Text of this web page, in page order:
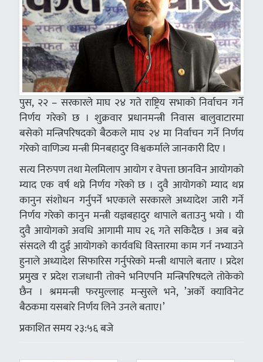
पुस, २२ – सरकारले माघ २४ गते राष्ट्रिय सभाको निर्वाचन गर्ने
निर्णय गरेको छ । शुक्रवार प्रधानमन्त्री निवास बालुवाटारमा
बसेको मन्त्रिपरिषदको बैठकले माघ २४ मा निर्वाचन गर्ने निर्णय
गरेको वाणिज्य मन्त्री मिनबहादुर विश्वकर्माले जानकारी दिए ।
सत्य निरुपण तथा मेलमिलाप आयोग र वेपत्ता छानविन आयोगको
म्याद एक वर्ष थप्ने निर्णय गरेको छ । दुवै आयोगको म्याद थप्न
कानुन संशोधन गर्नुपर्ने भएकाले सरकारले अध्यादेश जारी गर्ने
निर्णय गरेको कानुन मन्त्री यज्ञबहादुर थापाले बताउनु भयो । यी
दुवै आयोगको अवधि आगामी माघ २६ गते सकिदैछ । अब बन्ने
संसदले यी दुई आयोगको कार्यवधि विस्तारमा काम गर्न नभ्याउने
हुनाले अध्यादेश सिफारिस गर्नुपरेको मन्त्री थापाले बताए । प्रदेश
प्रमुख र प्रदेश राजधानी तोक्ने भनिएपनि मन्त्रिपरिषदले तोकेको
छैन । श्रममन्त्री फरमुल्लाह मन्सुरले भने, ’अर्को क्याविनेट
बैठकमा यसबारे निर्णय लिने उनले बताए।’
प्रकाशित समय २३:५६ बजे